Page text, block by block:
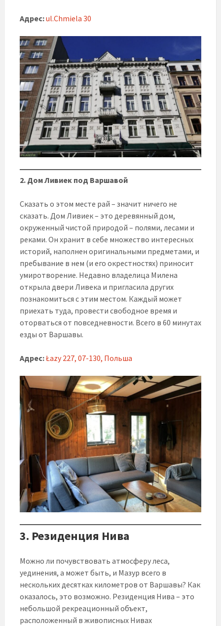
Адрес:ul.Chmiela 30
2. Дом Ливиек под Варшавой
Сказать о этом месте рай – значит ничего не
сказать. Дом Ливиек – это деревянный дом,
окруженный чистой природой – полями, лесами и
реками. Он хранит в себе множество интересных
историй, наполнен оригинальными предметами, и
пребывание в нем (и его окрестностях) приносит
умиротворение. Недавно владелица Милена
открыла двери Ливека и пригласила других
познакомиться с этим местом. Каждый может
приехать туда, провести свободное время и
оторваться от повседневности. Всего в 60 минутах
езды от Варшавы.
Адрес:Łazy 227, 07-130, Польша
3. Резиденция Нива
Можно ли почувствовать атмосферу леса,
уединения, а может быть, и Мазур всего в
нескольких десятках километров от Варшавы? Как
оказалось, это возможно. Резиденция Нива – это
небольшой рекреационный объект,
расположенный в живописных Нивах